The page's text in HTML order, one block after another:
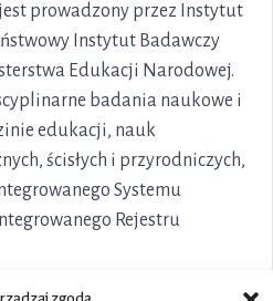
prowadzony przez Instytut
Instytut Badawczy
Edukacji Narodowej.
badania naukowe i
edukacji, nauk
ścisłych i przyrodniczych,
Systemu
Rejestru